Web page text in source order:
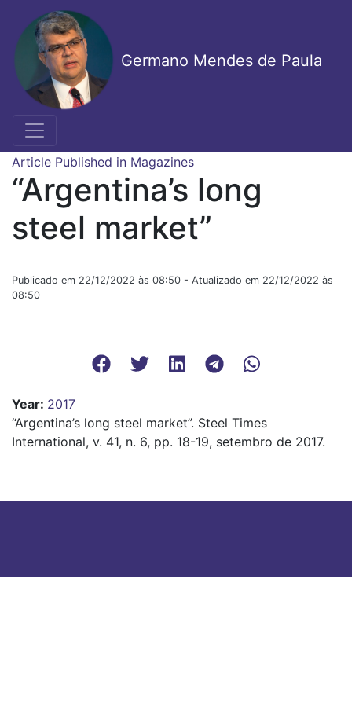
main
content
Germano Mendes de Paula
Article Published in Magazines
“Argentina’s long
steel market”
Publicado em 22/12/2022 às 08:50 - Atualizado em 22/12/2022 às
08:50
Year: 2017
“Argentina’s long steel market”. Steel Times
International, v. 41, n. 6, pp. 18-19, setembro de 2017.